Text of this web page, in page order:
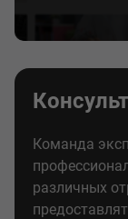
Команда
различных